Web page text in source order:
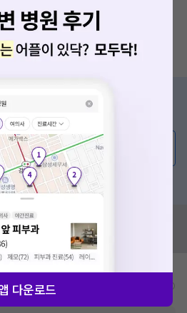
금한 점이 있나요?
직접 답해드려요!
스에 다양한 게시글 보러가기
있나요?
다운로드